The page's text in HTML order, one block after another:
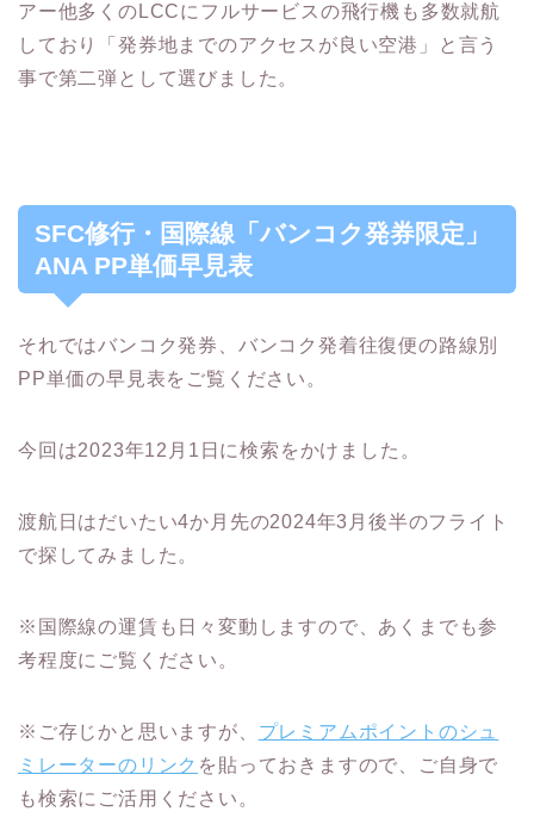
アー他多くのLCCにフルサービスの飛行機も多数就航
しており「発券地までのアクセスが良い空港」と言う
事で第二弾として選びました。
SFC修行・国際線「バンコク発券限定」
ANA PP単価早見表
それではバンコク発券、バンコク発着往復便の路線別
PP単価の早見表をご覧ください。
今回は2023年12月1日に検索をかけました。
渡航日はだいたい4か月先の2024年3月後半のフライト
で探してみました。
※国際線の運賃も日々変動しますので、あくまでも参
考程度にご覧ください。
※ご存じかと思いますが、 プレミアムポイントのシュ
ミレーターのリンク を貼っておきますので、ご自身で
も検索にご活用ください。